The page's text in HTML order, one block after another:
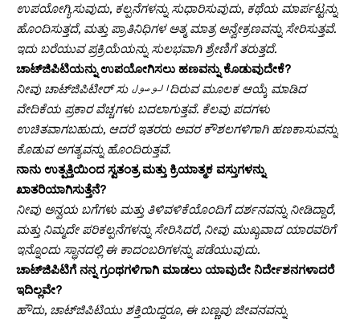
ಉಪಯೋಗ್ಯಿಸುವುದು, ಕಲ್ಪನೆಗಳನ್ನು ಸುಧಾರಿಸುವುದು, ಕಥೆಯ ಮಾರ್ಪಟ್ಟನ್ನು
ಹೊಂದಿಸುತ್ತದೆ, ಮತ್ತು ಪ್ರಾತಿನಿಧಿಗಳ ಅತ್ಮ ಮಾತ್ರ ಅನ್ವೇಕ್ರಣವನ್ನು ಸೇರಿಸುತ್ತವೆ.
ಇದು ಬರೆಯುವ ಪ್ರಕ್ರಿಯೆಯನ್ನು ಸುಲಭವಾಗಿ ಶ್ರೇಣಿಗೆ ತರುತ್ತದೆ.
ಚಾಟ್‌ಜಿಪಿಟಿಯನ್ನು ಉಪಯೋಗಿಸಲು ಹಣವನ್ನು ಕೊಡುವುದೇಕೆ?
ನೀವು ಚಾಟ್‌ಜಿಪಿಟೀರ್ ಸು الوصولದಿರುವ ಮೂಲಕ ಆಯ್ಕೆ ಮಾಡಿದ
ವೇದಿಕೆಯ ಪ್ರಕಾರ ವೆಚ್ಚಗಳು ಬದಲಾಗುತ್ತವೆ. ಕೆಲವು ಪದಗಳು
ಉಚಿತವಾಗಬಹುದು, ಆದರೆ ಇತರರು ಅವರ ಕೌಶಲಗಳಿಗಾಗಿ ಹಣಕಾಸುವನ್ನು
ಕೊಡುವ ಅಗತ್ಯವನ್ನು ಹೊಂದಿರುತ್ತವೆ.
ನಾನು ಉತ್ಪತ್ತಿಯಿಂದ ಸ್ವತಂತ್ರ ಮತ್ತು ಕ್ರಿಯಾತ್ಮಕ ವಸ್ತುಗಳನ್ನು
ಖಾತರಿಯಾಗಿಸುತ್ತೆನೆ?
ನೀವು ಅನ್ವಯ ಬಗೆಗಳು ಮತ್ತು ತಿಳಿವಳಿಕೆಯೊಂದಿಗೆ ದರ್ಶನವನ್ನು ನೀಡಿದ್ದಾರೆ,
ಮತ್ತು ನಿಮ್ಮದೇ ಪರಿಕಲ್ಪನೆಗಳನ್ನು ಸೇರಿಸಿದರೆ, ನೀವು ಮುಖ್ಯವಾದ ಯಾರವರಿಗೆ
ಇನ್ನೊಂದು ಸ್ಥಾನದಲ್ಲಿ ಈ ಕಾದಂಬರಿಗಳನ್ನು ಪಡೆಯುವುದು.
ಚಾಟ್‌ಜಿಪಿಟಿಗೆ ನನ್ನ ಗ್ರಂಥಗಳಿಗಾಗಿ ಮಾಡಲು ಯಾವುದೇ ನಿರ್ದೇಶನಗಳಾದರೆ
ಇದಿಲ್ಲವೇ?
ಹೌದು, ಚಾಟ್‌ಜಿಪಿಟಿಯು ಶಕ್ತಿಯಿದ್ದರೂ, ಈ ಬಣ್ಣವು ಜೀವನವನ್ನು